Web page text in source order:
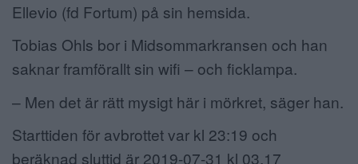
NÄRINGSLIV
MER
Ellevio (fd Fortum) på sin hemsida.
Tobias Ohls bor i Midsommarkransen och han
saknar framförallt sin wifi – och ficklampa.
– Men det är rätt mysigt här i mörkret, säger han.
Starttiden för avbrottet var kl 23:19 och
beräknad sluttid är 2019-07-31 kl 03.17